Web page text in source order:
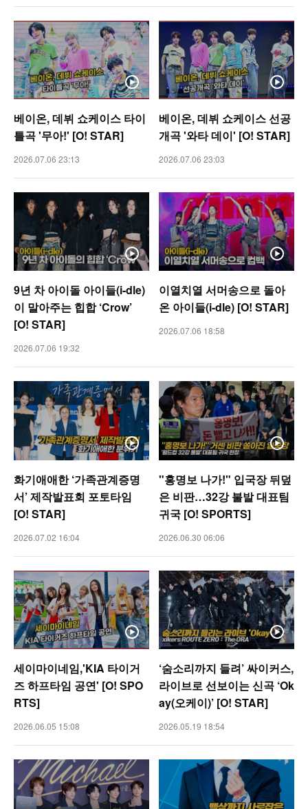
베이온, 데뷔 쇼케이스 타이
틀곡 '무아!' [O! STAR]
2026.07.06 23:13
베이온, 데뷔 쇼케이스 선공
개곡 '와타 데이' [O! STAR]
2026.07.06 23:03
9년 차 아이돌 아이들(i-dle)
이 말아주는 힙합 ‘Crow’
[O! STAR]
2026.07.06 19:32
이열치열 서머송으로 돌아
온 아이들(i-dle) [O! STAR]
2026.07.06 18:58
화기애애한 ‘가족관계증명
서’ 제작발표회 포토타임
[O! STAR]
2026.07.02 16:04
"홍명보 나가!" 입국장 뒤덮
은 비판…32강 불발 대표팀
귀국 [O! SPORTS]
2026.06.30 06:06
세이마이네임,'KIA 타이거
즈 하프타임 공연' [O! SPO
RTS]
2026.06.05 15:08
‘숨소리까지 들려’ 싸이커스,
라이브로 선보이는 신곡 ‘Ok
ay(오케이)’ [O! STAR]
2026.05.19 18:54